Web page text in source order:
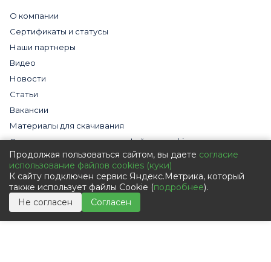
О компании
Сертификаты и статусы
Наши партнеры
Видео
Новости
Статьи
Вакансии
Материалы для скачивания
Cогласие на использование файлов cookies
Обработка персональных данных с помощью сервиса
«Яндекс.Метрика»
Политика в отношении обработки персональных данных
Пользовательское соглашение
Согласие на обработку персональных данных
Продолжая пользоваться сайтом, вы даете согласие
использование файлов cookies (куки)
К сайту подключен сервис Яндекс.Метрика, который
также использует файлы Cookie (подробнее).
Не согласен
Согласен